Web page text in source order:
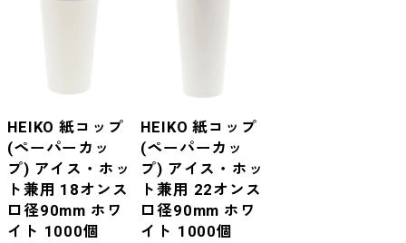
HEIKO 紙コップ
(ペーパーカッ
プ) アイス・ホッ
ト兼用 18オンス
口径90mm ホワ
イト 1000個
HEIKO 紙コップ
(ペーパーカッ
プ) アイス・ホッ
ト兼用 22オンス
口径90mm ホワ
イト 1000個